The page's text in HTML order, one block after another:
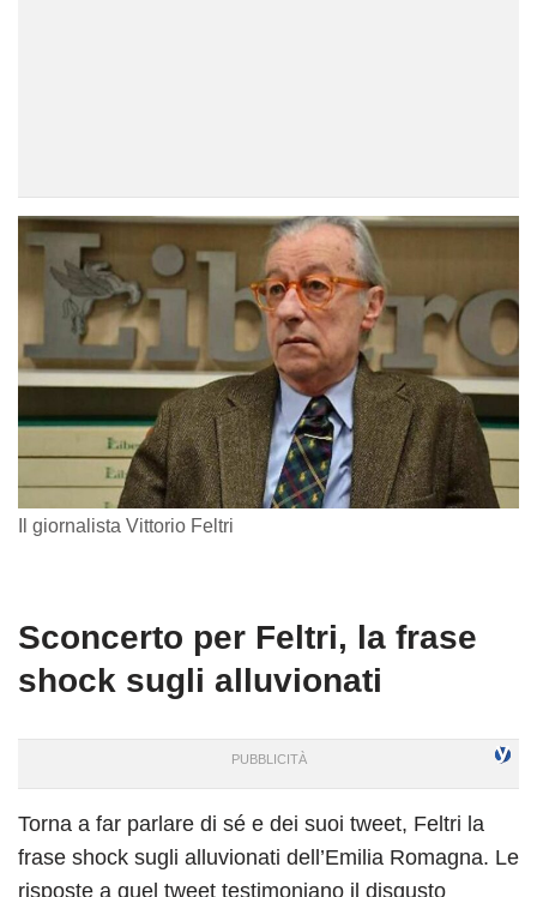
Il giornalista Vittorio Feltri
Sconcerto per Feltri, la frase
shock sugli alluvionati
Torna a far parlare di sé e dei suoi tweet, Feltri la
frase shock sugli alluvionati dell’Emilia Romagna. Le
risposte a quel tweet testimoniano il disgusto